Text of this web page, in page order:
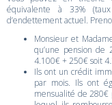
équivalente à 33%
d’endettement actuel.
Monsieur et
qu’une pension de
4.100€ + 250€ soit
Ils ont un crédit
par mois. Ils ont
mensualité de